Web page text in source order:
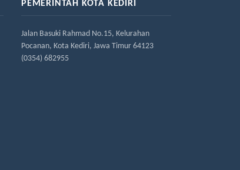
PEMERINTAH KOTA KEDIRI
Jalan Basuki Rahmad No.15, Kelurahan
Pocanan, Kota Kediri, Jawa Timur 64123
(0354) 682955